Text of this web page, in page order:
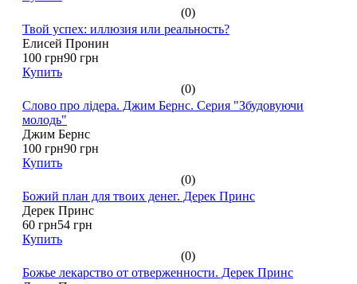
(0)
Твой успех: иллюзия или реальность?
Елисей Пронин
100 грн90 грн
Купить
(0)
Слово про лідера. Джим Бернс. Серия "Збудовуючи
молодь"
Джим Бернс
100 грн90 грн
Купить
(0)
Божий план для твоих денег. Дерек Принс
Дерек Принс
60 грн54 грн
Купить
(0)
Божье лекарство от отверженности. Дерек Принс